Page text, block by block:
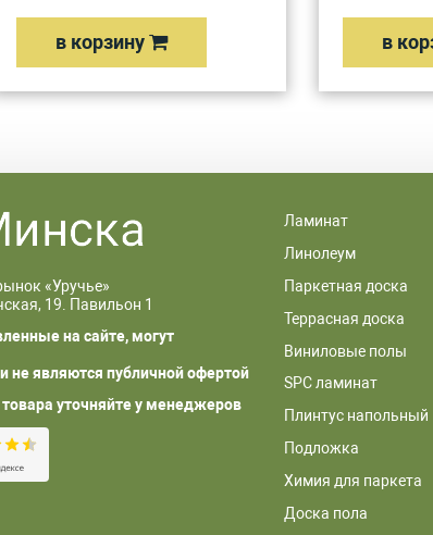
в корзину в
«Уручье»
19. Павильон 1
на сайте, могут
не являются публичной офертой
уточняйте у менеджеров
Ламинат
Линолеум
Паркетная доска
Террасная доска
Виниловые полы
SPC ламинат
Плинтус напольный
Подложка
Химия для паркета
Доска пола